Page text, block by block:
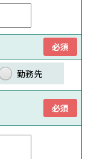
必須
勤務先
必須